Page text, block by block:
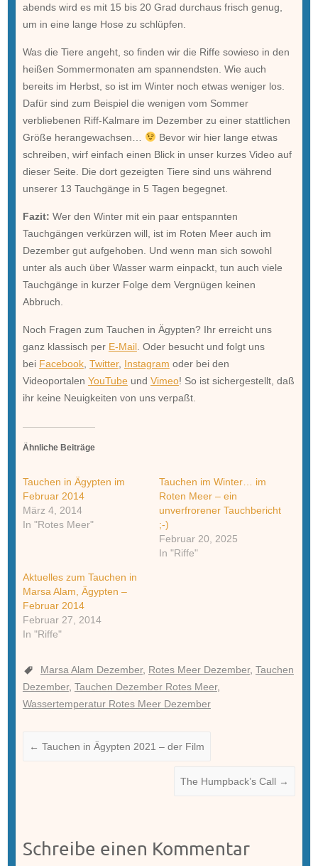
abends wird es mit 15 bis 20 Grad durchaus frisch genug,
um in eine lange Hose zu schlüpfen.
Was die Tiere angeht, so finden wir die Riffe sowieso in den
heißen Sommermonaten am spannendsten. Wie auch
bereits im Herbst, so ist im Winter noch etwas weniger los.
Dafür sind zum Beispiel die wenigen vom Sommer
verbliebenen Riff-Kalmare im Dezember zu einer stattlichen
Größe herangewachsen…
Bevor wir hier lange etwas
schreiben, wirf einfach einen Blick in unser kurzes Video auf
dieser Seite. Die dort gezeigten Tiere sind uns während
unserer 13 Tauchgänge in 5 Tagen begegnet.
Fazit: Wer den Winter mit ein paar entspannten
Tauchgängen verkürzen will, ist im Roten Meer auch im
Dezember gut aufgehoben. Und wenn man sich sowohl
unter als auch über Wasser warm einpackt, tun auch viele
Tauchgänge in kurzer Folge dem Vergnügen keinen
Abbruch.
Noch Fragen zum Tauchen in Ägypten? Ihr erreicht uns
ganz klassisch per E-Mail. Oder besucht und folgt uns
bei Facebook, Twitter, Instagram oder bei den
Videoportalen YouTubeund Vimeo! So ist sichergestellt, daß
ihr keine Neuigkeiten von uns verpaßt.
Ähnliche Beiträge
Tauchen in Ägypten im
Februar 2014
März 4, 2014
In "Rotes Meer"
Tauchen im Winter… im
Roten Meer – ein
unverfrorener Tauchbericht
;-)
Februar 20, 2025
In "Riffe"
Aktuelles zum Tauchen in
Marsa Alam, Ägypten –
Februar 2014
Februar 27, 2014
In "Riffe"
Marsa Alam Dezember, Rotes Meer Dezember, Tauchen
Dezember, Tauchen Dezember Rotes Meer,
Wassertemperatur Rotes Meer Dezember
← Tauchen in Ägypten 2021 – der Film
The Humpback’s Call →
Schreibe einen Kommentar